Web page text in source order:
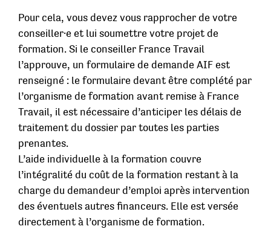
Pour cela, vous devez vous rapprocher de votre
conseiller·e et lui soumettre votre projet de
formation. Si le conseiller France Travail
l’approuve, un formulaire de demande AIF est
renseigné : le formulaire devant être complété par
l’organisme de formation avant remise à France
Travail, il est nécessaire d’anticiper les délais de
traitement du dossier par toutes les parties
prenantes.
L’aide individuelle à la formation couvre
l’intégralité du coût de la formation restant à la
charge du demandeur d’emploi après intervention
des éventuels autres financeurs. Elle est versée
directement à l’organisme de formation.